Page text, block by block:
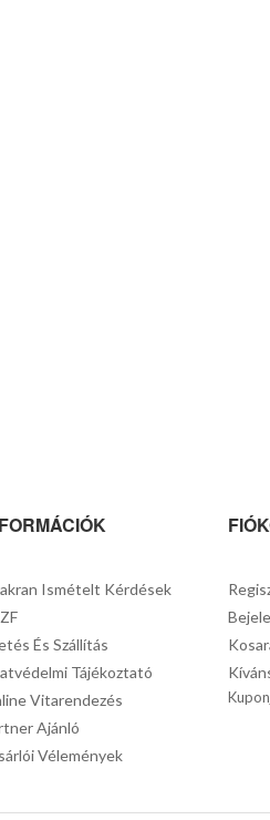
Ismételt Kérdések
És Szállítás
Tájékoztató
Vitarendezés
Ajánló
Vélemények